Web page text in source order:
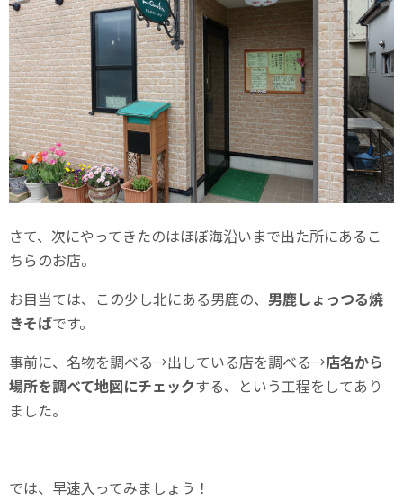
さて、次にやってきたのはほぼ海沿いまで出た所にあるこ
ちらのお店。
お目当ては、この少し北にある男鹿の、 男鹿しょっつる焼
きそばです。
事前に、名物を調べる→出している店を調べる→店名から
場所を調べて地図にチェックする、という工程をしてあり
ました。
では、早速入ってみましょう！